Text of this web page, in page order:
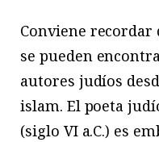
Conviene
se pueden
autores judíos
islam. El poeta
(siglo VI a.C.) es